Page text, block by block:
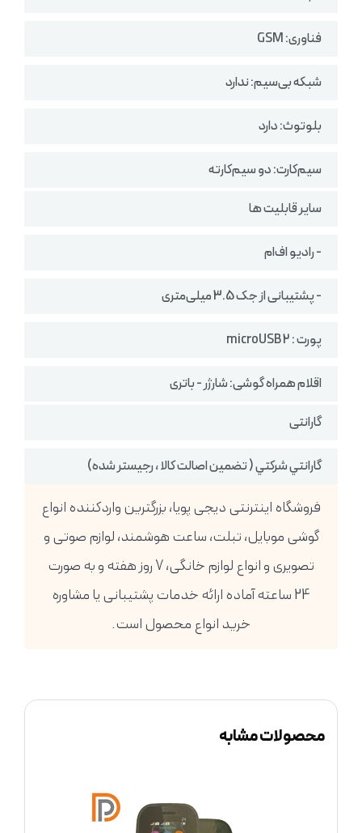
فناوری: GSM
شبکه بی‌سیم: ندارد
بلوتوث: دارد
سیم‌کارت: دو سیم‌کارته
سایر قابلیت ها
- رادیو اف‌ام
- پشتیبانی از جک 3.5 میلی‌متری
پورت : microUSB 2
اقلام همراه گوشی: شارژر - باتری
گارانتی
گارانتي شركتي ( تضمين اصالت كالا ، رجيستر شده)
فروشگاه اینترنتی دیجی پویا، بزرگترین واردکننده انواع
گوشی موبایل، تبلت، ساعت هوشمند، لوازم صوتی و
تصویری و انواع لوازم خانگی، 7 روز هفته و به صورت
24 ساعته آماده ارائه خدمات پشتیبانی یا مشاوره
خرید انواع محصول است.
محصولات مشابه